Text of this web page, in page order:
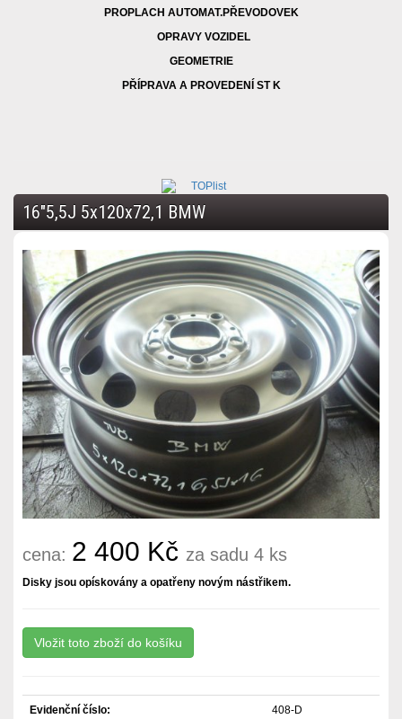
PROPLACH AUTOMAT.PŘEVODOVEK
OPRAVY VOZIDEL
GEOMETRIE
PŘÍPRAVA A PROVEDENÍ ST K
16"5,5J 5x120x72,1 BMW
cena: 2 400 Kč za sadu 4 ks
Disky jsou opískovány a opatřeny novým nástřikem.
Evidenční číslo: 408-D